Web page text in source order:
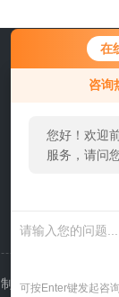
在
咨询
您好！欢迎
服务，请问
可按Enter键发起咨询
制药网 管理登陆